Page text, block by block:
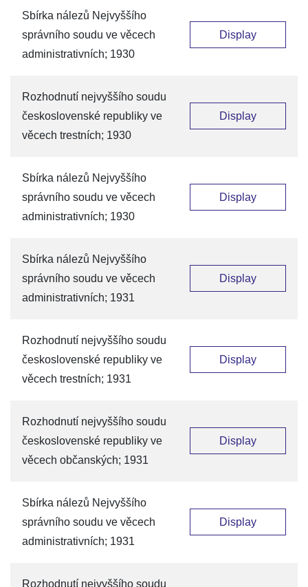
Sbírka nálezů Nejvyššího
správního soudu ve věcech
administrativních; 1930
Display
Rozhodnutí nejvyššího soudu
československé republiky ve
věcech trestních; 1930
Display
Sbírka nálezů Nejvyššího
správního soudu ve věcech
administrativních; 1930
Display
Sbírka nálezů Nejvyššího
správního soudu ve věcech
administrativních; 1931
Display
Rozhodnutí nejvyššího soudu
československé republiky ve
věcech trestních; 1931
Display
Rozhodnutí nejvyššího soudu
československé republiky ve
věcech občanských; 1931
Display
Sbírka nálezů Nejvyššího
správního soudu ve věcech
administrativních; 1931
Display
Rozhodnutí nejvyššího soudu